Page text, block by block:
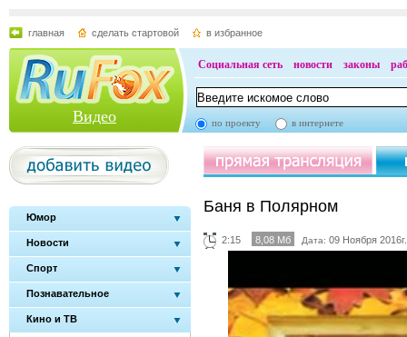
главная сделать стартовой в избранное
Видео
Социальная сеть новости законы
по проекту в интернете
Юмор
Новости
Спорт
Познавательное
Кино и ТВ
Баня в Полярном
2:15 8,08 Мб Дата: 09 Ноября 2016г.